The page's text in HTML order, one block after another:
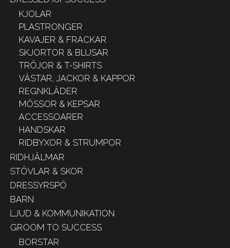
KJOLAR
PLASTRONGER
KAVAJER & FRACKAR
SKJORTOR & BLUSAR
TRÖJOR & T-SHIRTS
VÄSTAR, JACKOR & KAPPOR
REGNKLÄDER
MÖSSOR & KEPSAR
ACCESSOARER
HANDSKAR
RIDBYXOR & STRUMPOR
RIDHJÄLMAR
STÖVLAR & SKOR
DRESSYRSPÖ
BARN
LJUD & KOMMUNIKATION
GROOM TO SUCCESS
BORSTAR